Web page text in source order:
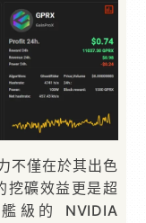
不僅在於其出色
挖礦效益更是超
級的 NVIDIA